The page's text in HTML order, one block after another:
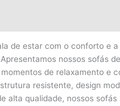
de estar com o conforto e
nossos sofás
de relaxamento e
resistente, design
alta qualidade, nossos sofás